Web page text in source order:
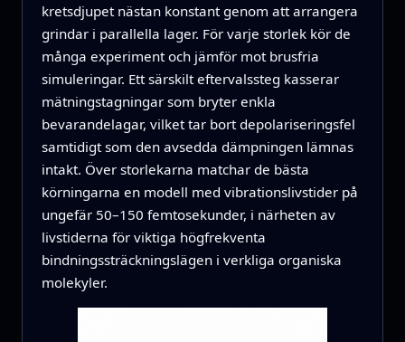
kretsdjupet nästan konstant genom att arrangera
grindar i parallella lager. För varje storlek kör de
många experiment och jämför mot brusfria
simuleringar. Ett särskilt eftervalssteg kasserar
mätningstagningar som bryter enkla
bevarandelagar, vilket tar bort depolariseringsfel
samtidigt som den avsedda dämpningen lämnas
intakt. Över storlekarna matchar de bästa
körningarna en modell med vibrationslivstider på
ungefär 50–150 femtosekunder, i närheten av
livstiderna för viktiga högfrekventa
bindningssträckningslägen i verkliga organiska
molekyler.